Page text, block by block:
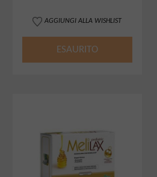
AGGIUNGI ALLA WISHLIST
ESAURITO